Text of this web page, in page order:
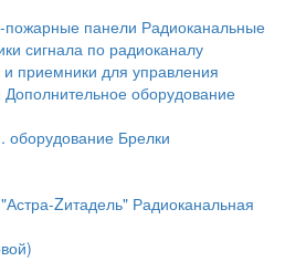
пожарные панели Радиоканальные
сигнала по радиоканалу
приемники для управления
Дополнительное оборудование
оборудование Брелки
Zитадель" Радиоканальная